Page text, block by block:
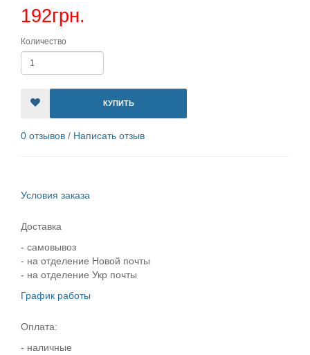
192грн.
Количество
КУПИТЬ
0 отзывов / Написать отзыв
Условия заказа
Доставка
- самовывоз
- на отделение Новой почты
- на отделение Укр почты
График работы
Оплата:
- наличные